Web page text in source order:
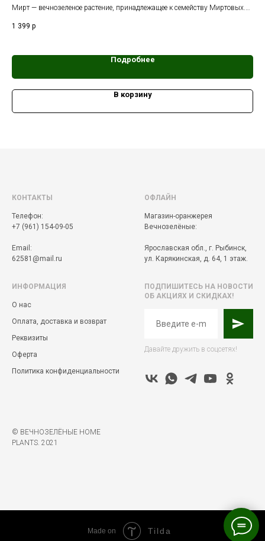
Мирт — вечнозеленое растение, принадлежащее к семейству Миртовых.
1 399 р
Подробнее
В корзину
КОНТАКТЫ
Телефон:
+7 (961) 154-09-05
Email:
62581@mail.ru
ОФЛАЙН
Магазин-оранжерея
Вечнозелёные:
Ярославская обл., г. Рыбинск,
ул. Карякинская, д. 64, 1 этаж.
ИНФОРМАЦИЯ
О нас
Оплата, доставка и возврат
Реквизиты
Оферта
Политика конфиденциальности
ПОДПИШИТЕСЬ НА НОВОСТИ
ОБ АКЦИЯХ И СКИДКАХ!
Давайте дружить в соцсетях!
© ВЕЧНОЗЕЛЁНЫЕ HOME
PLANTS. 2021
Made on Tilda